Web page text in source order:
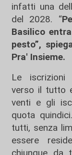
infatti una
del 2028. “
Basilico
pesto”,
Pra' Insieme.
Le iscrizioni
verso il tutto
venti e gli
quota
tutti, senza
essere
chiunque da